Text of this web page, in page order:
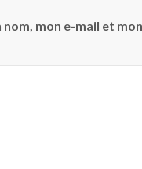
mon e-mail et